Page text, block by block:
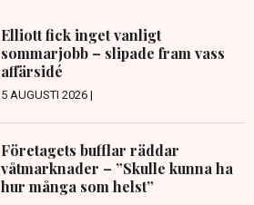
Elliott fick inget vanligt
sommarjobb – slipade fram vass
affärsidé
5 AUGUSTI 2026 |
Företagets bufflar räddar
våtmarknader – ”Skulle kunna ha
hur många som helst”